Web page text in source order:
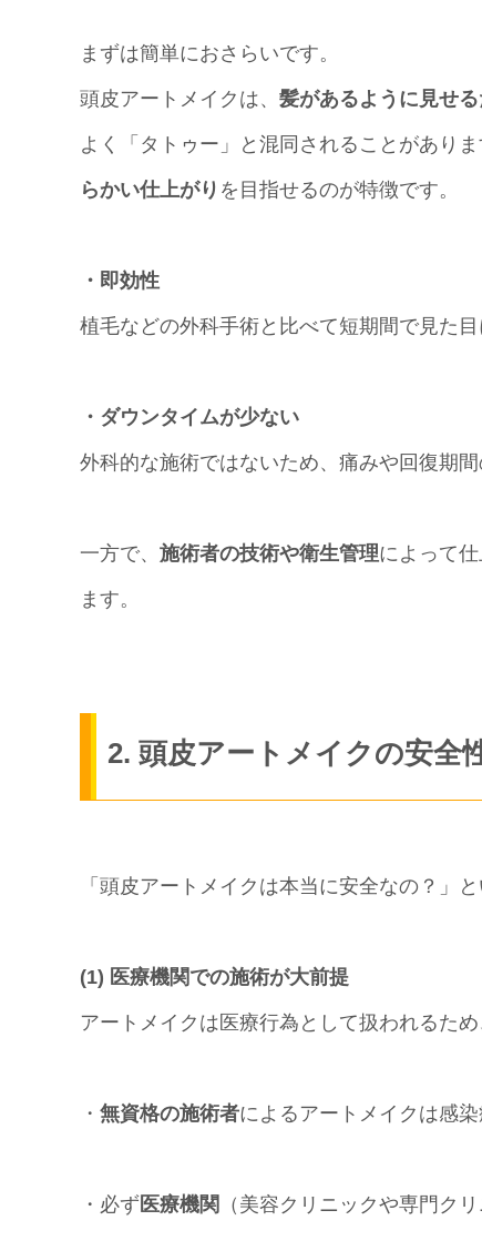
まずは簡単におさらいです。
頭皮アートメイクは、 髪があるように見せ
よく「タトゥー」と混同されることがあり
らかい仕上がり を目指せるのが特徴です。
・即効性
植毛などの外科手術と比べて短期間で見た
・ダウンタイムが少ない
外科的な施術ではないため、痛みや回復期
一方で、 施術者の技術や衛生管理によって
ます。
2. 頭皮アートメイクの安全
「頭皮アートメイクは本当に安全なの？」
(1) 医療機関での施術が大前提
アートメイクは医療行為として扱われるため
・ 無資格の施術者によるアートメイクは感
・必ず医療機関 （美容クリニックや専門ク